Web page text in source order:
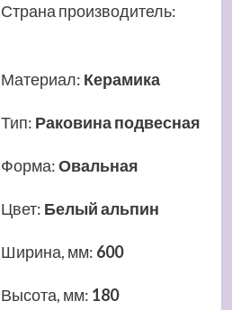
Страна производитель:
Материал: Керамика
Тип: Раковина подвесная
Форма:Овальная
Цвет: Белый альпин
Ширина, мм: 600
Высота, мм: 180